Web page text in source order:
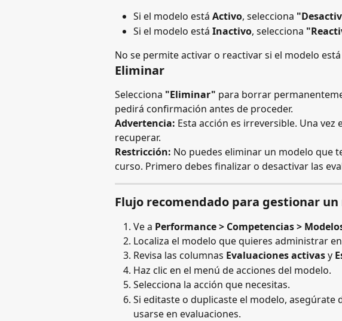
Si el modelo está Activo, selecciona
Si el modelo está Inactivo, selecciona
No se permite activar o reactivar si el modelo
Eliminar
Selecciona "Eliminar" para borrar
pedirá confirmación antes de proceder.
Advertencia: Esta acción es irreversible. Una
recuperar.
Restricción: No puedes eliminar un modelo que
curso. Primero debes finalizar o desactivar las
Flujo recomendado para gestionar
Ve a Performance > Competencias >
Localiza el modelo que quieres administrar
Revisa las columnas Evaluaciones activas y
Haz clic en el menú de acciones del modelo.
Selecciona la acción que necesitas.
Si editaste o duplicaste el modelo, asegúrate
usarse en evaluaciones.